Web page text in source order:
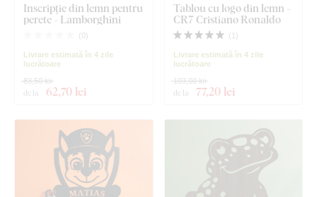
Inscripție din lemn pentru
perete - Lamborghini
( 0 )
Livrare estimată în 4 zile
lucrătoare
de la 62,70 lei
83,50 lei
Tablou cu logo din lemn -
CR7 Cristiano Ronaldo
( )
Livrare estimată în 4 zile
lucrătoare
de la 77,20 lei
103,00 lei